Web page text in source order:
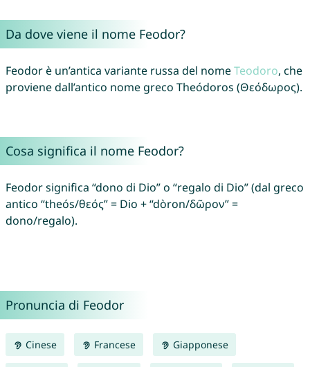
Da dove viene il nome Feodor?
Feodor è un’antica variante russa del nomeTeodoro, che
proviene dall’antico nome greco Theódoros (Θεόδωρος).
Cosa significa il nome Feodor?
Feodor significa “dono di Dio” o “regalo di Dio” (dal greco
antico “theós/θεός” = Dio + “dòron/δῶρον” =
dono/regalo).
Pronuncia di Feodor
Cinese Francese Giapponese